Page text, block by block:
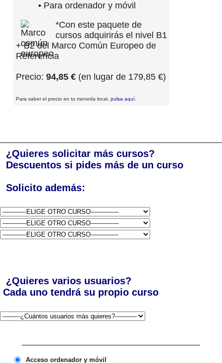
• Para ordenador y móvil
*Con este paquete de
cursos adquirirás el nivel B1
+ B2 del Marco Común Europeo de
Referencia
Precio: 94,85 € (en lugar de 179,85 €)
Para saber el precio en tu moneda local, pulsa aquí
¿Quieres solicitar más cursos?
Descuentos si pides más de un curso
Solicito además:
¿Quieres varios usuarios?
Cada uno tendrá su propio curso
Acceso ordenador y móvil